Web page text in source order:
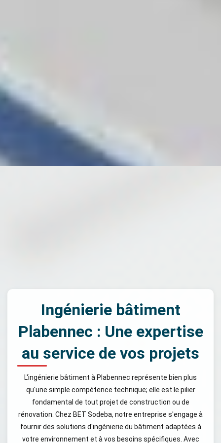
Ingénierie bâtiment
Plabennec : Une expertise
au service de vos projets
L'ingénierie bâtiment à Plabennec représente bien plus
qu'une simple compétence technique; elle est le pilier
fondamental de tout projet de construction ou de
rénovation. Chez BET Sodeba, notre entreprise s'engage à
fournir des solutions d'ingénierie du bâtiment adaptées à
votre environnement et à vos besoins spécifiques. Avec